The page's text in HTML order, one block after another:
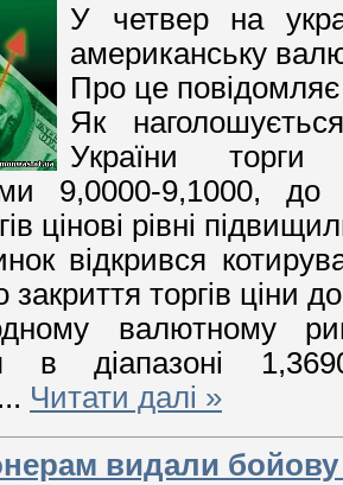
У четвер на
американську
Про це
Як
України
9,0000-9,1000,
цінові рівні
відкрився
торгів ціни
валютному
в діапазоні
... Читати далі »
видали